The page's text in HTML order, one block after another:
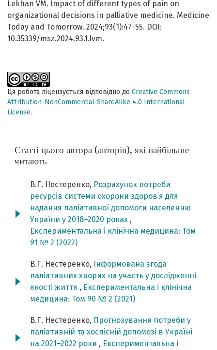
Lekhan VM. Impact of different types of pain on
organizational decisions in palliative medicine. Medicine
Today and Tomorrow. 2024;93(1):47-55. DOI:
10.35339/msz.2024.93.1.lvm.
Ця робота ліцензується відповідно до Creative Commons
Attribution-NonCommercial-ShareAlike 4.0 International
License.
Статті цього автора (авторів), які найбільше
читають
В.Г. Нестеренко, Розрахунок потреби
ресурсів системи охорони здоров’я для
надання паліативної допомоги населенню
України у 2018–2020 роках ,
Експериментальна і клінічна медицина: Том
91 № 2 (2022)
В.Г. Нестеренко,
Інформована згода
паліативних хворих на участь у дослідженні
якості життя , Експериментальна і клінічна
медицина: Том 90 № 2 (2021)
В.Г. Нестеренко, Прогнозування потреби у
паліативній та хоспісній допомозі в Україні
на 2021–2022 роки , Експериментальна і